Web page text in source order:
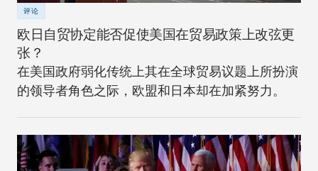
评论
欧日自贸协定能否促使美国在贸易政策上改弦更
张？
在美国政府弱化传统上其在全球贸易议题上所扮演
的领导者角色之际，欧盟和日本却在加紧努力。